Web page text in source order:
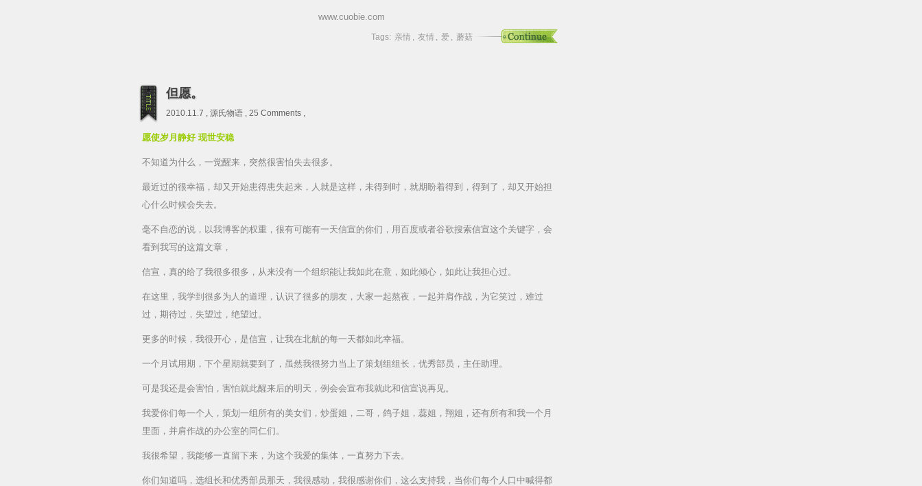
www.cuobie.com
Tags: 亲情 , 友情 , 爱 , 蘑菇
但愿。
2010.11.7 , 源氏物语 , 25 Comments ,
愿使岁月静好 现世安稳
不知道为什么，一觉醒来，突然很害怕失去很多。
最近过的很幸福，却又开始患得患失起来，人就是这样，未得到时，就期盼着得到，得到了，却又开始担
心什么时候会失去。
毫不自恋的说，以我博客的权重，很有可能有一天信宣的你们，用百度或者谷歌搜索信宣这个关键字，会
看到我写的这篇文章，
信宣，真的给了我很多很多，从来没有一个组织能让我如此在意，如此倾心，如此让我担心过。
在这里，我学到很多为人的道理，认识了很多的朋友，大家一起熬夜，一起并肩作战，为它笑过，难过
过，期待过，失望过，绝望过。
更多的时候，我很开心，是信宣，让我在北航的每一天都如此幸福。
一个月试用期，下个星期就要到了，虽然我很努力当上了策划组组长，优秀部员，主任助理。
可是我还是会害怕，害怕就此醒来后的明天，例会会宣布我就此和信宣说再见。
我爱你们每一个人，策划一组所有的美女们，炒蛋姐，二哥，鸽子姐，蕊姐，翔姐，还有所有和我一个月
里面，并肩作战的办公室的同仁们。
我很希望，我能够一直留下来，为这个我爱的集体，一直努力下去。
你们知道吗，选组长和优秀部员那天，我很感动，我很感谢你们，这么支持我，当你们每个人口中喊得都